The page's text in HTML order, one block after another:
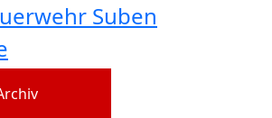
Suben